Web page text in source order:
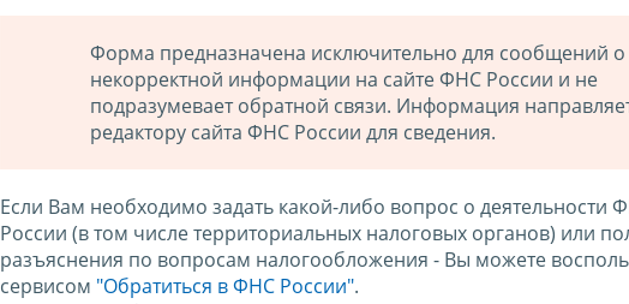
Форма предназначена исключительно для сообщений о
некорректной информации на сайте ФНС России и не
подразумевает обратной связи. Информация
редактору сайта ФНС России для сведения.
Если Вам необходимо задать какой-либо вопрос о деятельности
России (в том числе территориальных налоговых органов) или
разъяснения по вопросам налогообложения - Вы можете
сервисом "Обратиться в ФНС России".